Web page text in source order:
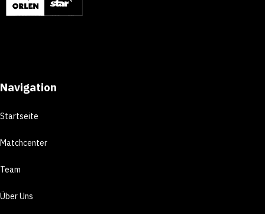
Navigation
Startseite
Matchcenter
Team
Über Uns